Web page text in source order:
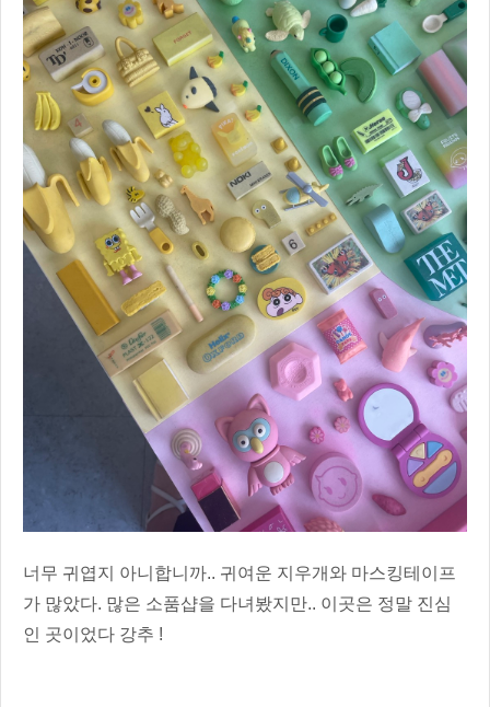
너무 귀엽지 아니합니까.. 귀여운 지우개와 마스킹테이프
가 많았다. 많은 소품샵을 다녀봤지만.. 이곳은 정말 진심
인 곳이었다 강추 !